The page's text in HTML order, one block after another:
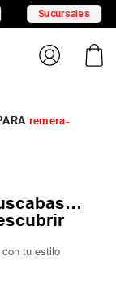
Sucursales
remera-
tu estilo